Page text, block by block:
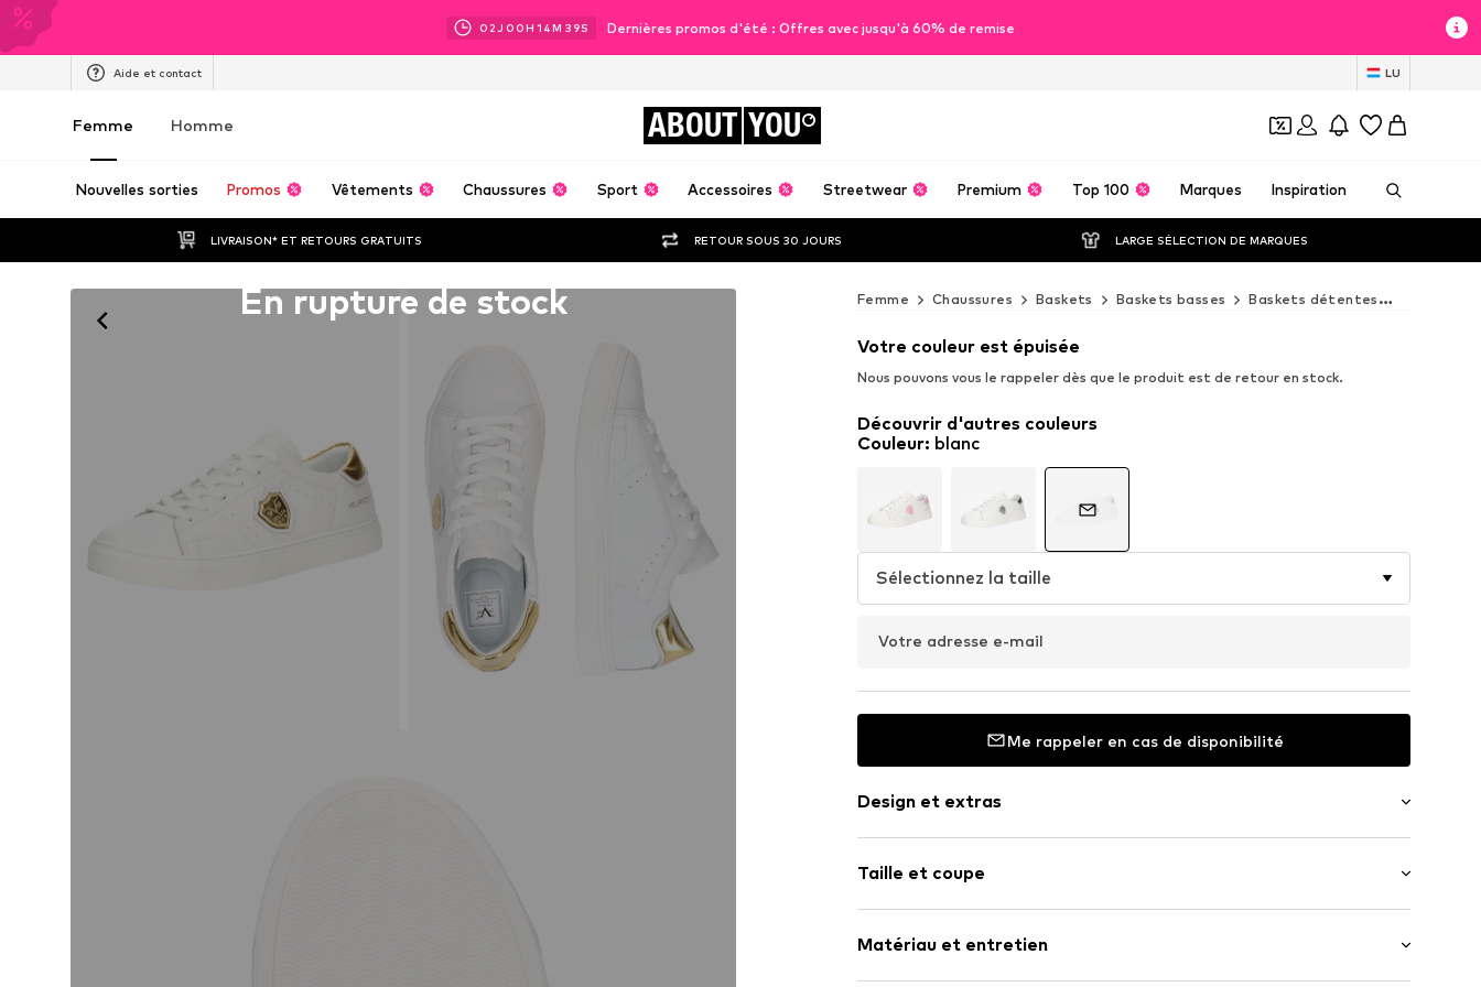
02J 00H 14M 37S Dernières promos d'été : Offres avec jusqu'à 60% de remise
Aide et contact LU
Femme Homme ABOUT YOU
Nouvelles sorties Promos Vêtements Chaussures Sport Accessoires Streetwear Premium Top 100 Marques Inspiration
LIVRAISON* ET RETOURS GRATUITS RETOUR SOUS 30 JOURS LARGE SÉLECTION DE MARQUES
En rupture de stock Femme Chaussures Baskets Baskets basses Baskets détentes
Votre couleur est épuisée
Nous pouvons vous le rappeler dès que le produit est de retour en stock.
Découvrir d'autres couleurs
Couleur: blanc
Sélectionnez la taille
Votre adresse e-mail
Me rappeler en cas de disponibilité
Design et extras
Cuir
Simili cuir
Bout rond
Taille et coupe
Matériau et entretien